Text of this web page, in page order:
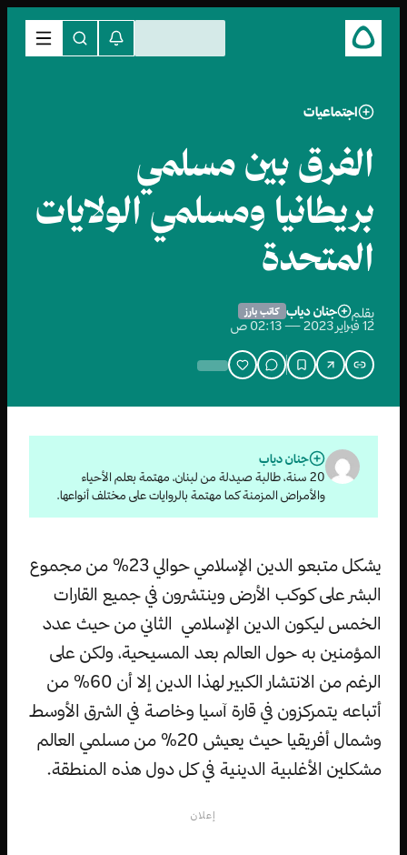
اجتماعيات
الفرق بين مسلمي
بريطانيا ومسلمي الولايات
المتحدة
بقلم جنان دياب كاتب بارز
12 فبراير 2023 — 02:13 ص
جنان دياب
20 سنة، طالبة صيدلة من لبنان، مهتمة بعلم الأحياء
والأمراض المزمنة كما مهتمة بالروايات على مختلف أنواعها.
يشكل متبعو الدين الإسلامي حوالي 23% من مجموع
البشر على كوكب الأرض وينتشرون في جميع القارات
الخمس ليكون الدين الإسلامي الثاني من حيث عدد
المؤمنين به حول العالم بعد المسيحية، ولكن على
الرغم من الانتشار الكبير لهذا الدين إلا أن 60% من
أتباعه يتمركزون في قارة آسيا وخاصة في الشرق الأوسط
وشمال أفريقيا حيث يعيش 20% من مسلمي العالم
مشكلين الأغلبية الدينية في كل دول هذه المنطقة.
إعلان